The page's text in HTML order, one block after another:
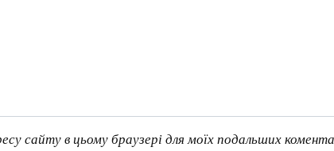
сайту в цьому браузері для моїх подальших